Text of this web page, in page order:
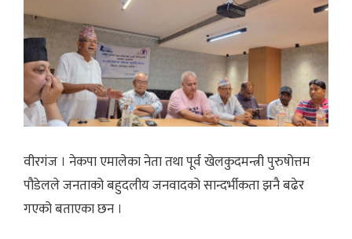
वीरगंज । नेकपा एमालेका नेता तथा पूर्व खेलकुदमन्त्री पुरुषोत्तम
पौडेलले जनताको बहुदलीय जनवादको सान्दर्भीकता झनै बढेर
गएको बताएका छन ।